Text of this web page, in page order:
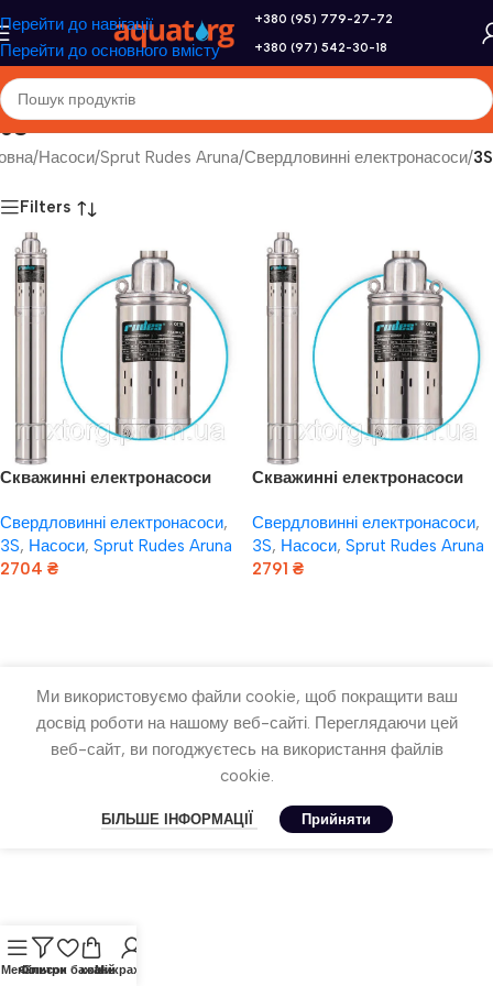
Перейти до навігації
Перейти до основного вмісту
+380 (95) 779-27-72
+380 (97) 542-30-18
3S
/Насоси/Sprut Rudes Aruna/Свердловинні електронасоси/3S
Filters
Скважинні електронасоси
10 м + пульт застібка)
Свердловинні електронасоси,
3S, Насоси, Sprut Rudes Aruna
2704 ₴
Скважинні електронасоси
10 м + пульт захисту)
Свердловинні електронасоси,
3S, Насоси, Sprut Rudes Aruna
2791 ₴
МенюФільтри
Список бажань
кошик
Мій рахунок
Ми використовуємо файли cookie, щоб покращити ваш
досвід роботи на нашому веб-сайті. Переглядаючи цей
веб-сайт, ви погоджуєтесь на використання файлів
cookie.
БІЛЬШЕ ІНФОРМАЦІЇ Прийняти